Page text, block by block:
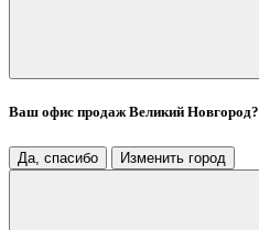
Ваш офис продажВеликий Новгород?
Да, спасибо Изменить город